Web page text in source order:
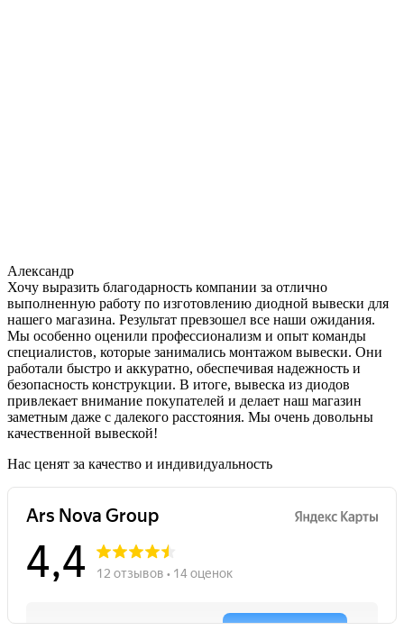
Александр
Хочу выразить благодарность компании за отлично
выполненную работу по изготовлению диодной вывески для
нашего магазина. Результат превзошел все наши ожидания.
Мы особенно оценили профессионализм и опыт команды
специалистов, которые занимались монтажом вывески. Они
работали быстро и аккуратно, обеспечивая надежность и
безопасность конструкции. В итоге, вывеска из диодов
привлекает внимание покупателей и делает наш магазин
заметным даже с далекого расстояния. Мы очень довольны
качественной вывеской!
Нас ценят за качество и индивидуальность